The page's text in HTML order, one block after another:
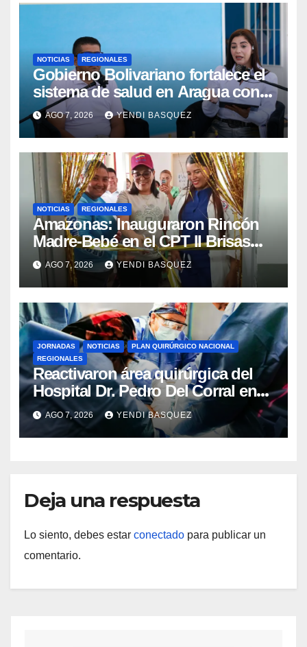
NOTICIAS REGIONALES
Gobierno Bolivariano fortalece el
sistema de salud en Aragua con
la reinauguración del CDI La Mora
AGO 7, 2026 YENDI BASQUEZ
NOTICIAS REGIONALES
​Amazonas: Inauguraron Rincón
Madre-Bebé en el CPT II Brisas
del Aeropuerto ​Inauguraron
Rincón
AGO 7, 2026 YENDI BASQUEZ
JORNADAS NOTICIAS
PLAN QUIRÚRGICO NACIONAL
REGIONALES
Reactivaron área quirúrgica del
Hospital Dr. Pedro Del Corral en
Guárico
AGO 7, 2026 YENDI BASQUEZ
Deja una respuesta
Lo siento, debes estar conectado para publicar un
comentario.